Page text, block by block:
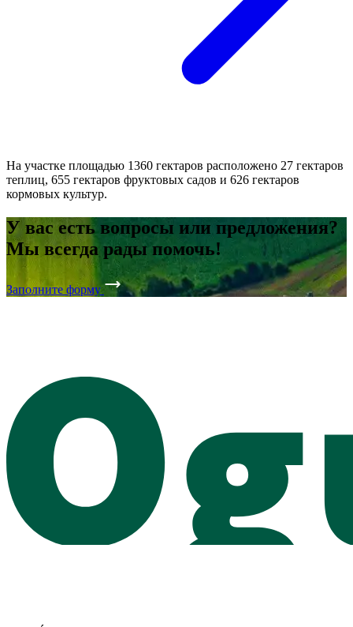
На участке площадью 1360 гектаров расположено 27 гектаров
теплиц, 655 гектаров фруктовых садов и 626 гектаров
кормовых культур.
У вас есть вопросы или предложения?
Мы всегда рады помочь!
Заполните форму